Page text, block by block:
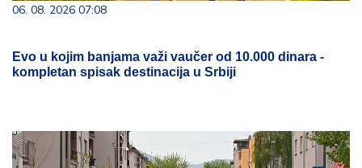
06. 08. 2026 07:08
Evo u kojim banjama važi vaučer od 10.000 dinara -
kompletan spisak destinacija u Srbiji